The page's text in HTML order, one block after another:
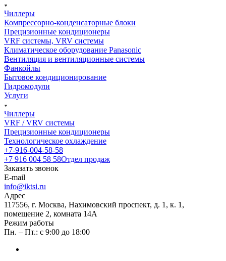
Чиллеры
Компрессорно-конденсаторные блоки
Прецизионные кондиционеры
VRF системы, VRV системы
Климатическое оборудование Panasonic
Вентиляция и вентиляционные системы
Фанкойлы
Бытовое кондиционирование
Гидромодули
Услуги
Чиллеры
VRF / VRV системы
Прецизионные кондиционеры
Технологическое охлаждение
+7-916-004-58-58
+7 916 004 58 58Отдел продаж
Заказать звонок
E-mail
info@iktsi.ru
Адрес
117556, г. Москва, Нахимовский проспект, д. 1, к. 1,
помещение 2, комната 14А
Режим работы
Пн. – Пт.: с 9:00 до 18:00